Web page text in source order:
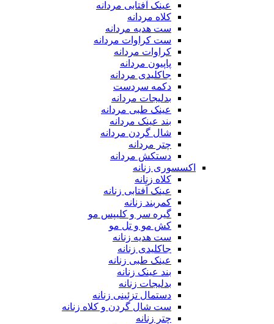
عینک آفتابی مردانه
کلاه مردانه
ست هدیه مردانه
ست کراوات مردانه
کراوات مردانه
پاپیون مردانه
جاکلیدی مردانه
دکمه سردست
بدلیجات مردانه
عینک طبی مردانه
بند عینک مردانه
شال گردن مردانه
چتر مردانه
دستکش مردانه
اکسسوری زنانه
کلاه زنانه
عینک آفتابی زنانه
کمربند زنانه
گیره سر و کلیپس مو
کش مو و تل مو
ست هدیه زنانه
جاکلیدی زنانه
عینک طبی زنانه
بند عینک زنانه
بدلیجات زنانه
دستمال تزئینی زنانه
ست شال گردن و کلاه زنانه
چتر زنانه